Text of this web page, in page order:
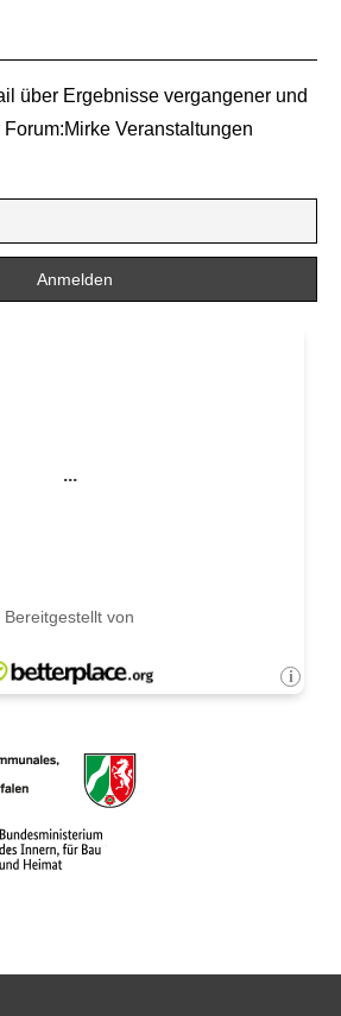
über Ergebnisse vergangener und
Veranstaltungen